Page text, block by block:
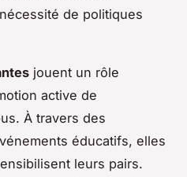
de politiques
jouent un rôle
active de
À travers des
éducatifs, elles
leurs pairs.